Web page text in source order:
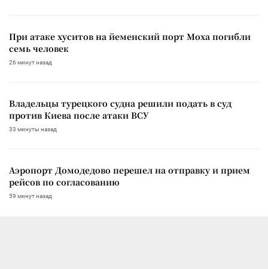
При атаке хуситов на йеменский порт Моха погибли
семь человек
26 минут назад
Владельцы турецкого судна решили подать в суд
против Киева после атаки ВСУ
33 минуты назад
Аэропорт Домодедово перешел на отправку и прием
рейсов по согласованию
59 минут назад